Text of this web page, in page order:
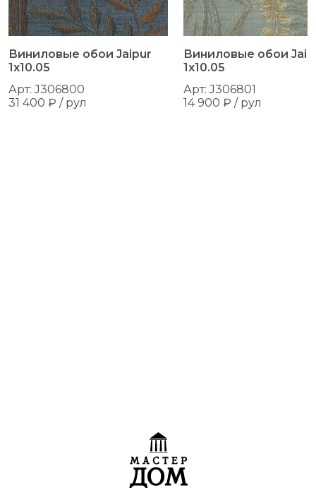
Виниловые обои Jaipur
1x10.05
Арт: J306800
31 400 ₽ / рул
Виниловые обои
1x10.05
Арт: J306801
14 900 ₽ / рул